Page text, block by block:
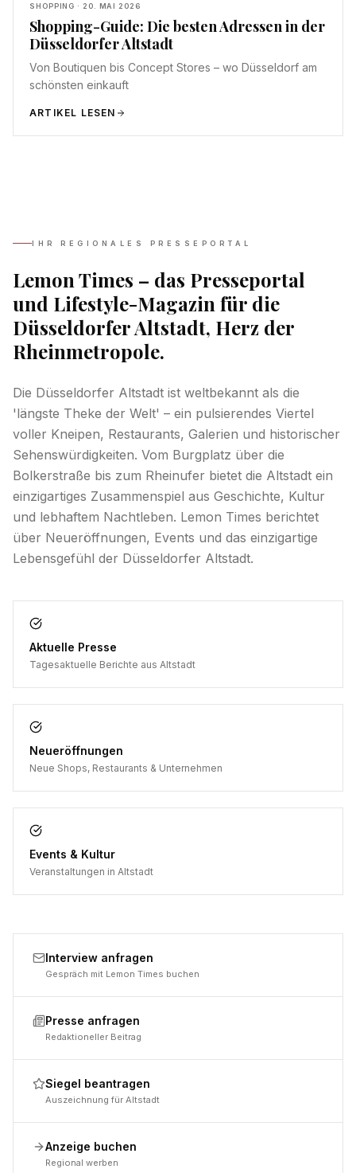
SHOPPING · 20. MAI 2026
Shopping-Guide: Die besten Adressen in der
Düsseldorfer Altstadt
Von Boutiquen bis Concept Stores – wo Düsseldorf am
schönsten einkauft
ARTIKEL LESEN
IHR REGIONALES PRESSEPORTAL
Lemon Times – das Presseportal
und Lifestyle-Magazin für die
Düsseldorfer Altstadt, Herz der
Rheinmetropole.
Die Düsseldorfer Altstadt ist weltbekannt als die
'längste Theke der Welt' – ein pulsierendes Viertel
voller Kneipen, Restaurants, Galerien und historischer
Sehenswürdigkeiten. Vom Burgplatz über die
Bolkerstraße bis zum Rheinufer bietet die Altstadt ein
einzigartiges Zusammenspiel aus Geschichte, Kultur
und lebhaftem Nachtleben. Lemon Times berichtet
über Neueröffnungen, Events und das einzigartige
Lebensgefühl der Düsseldorfer Altstadt.
Aktuelle Presse
Tagesaktuelle Berichte aus Altstadt
Neueröffnungen
Neue Shops, Restaurants & Unternehmen
Events & Kultur
Veranstaltungen in Altstadt
Interview anfragen
Gespräch mit Lemon Times buchen
Presse anfragen
Redaktioneller Beitrag
Siegel beantragen
Auszeichnung für Altstadt
Anzeige buchen
Regional werben